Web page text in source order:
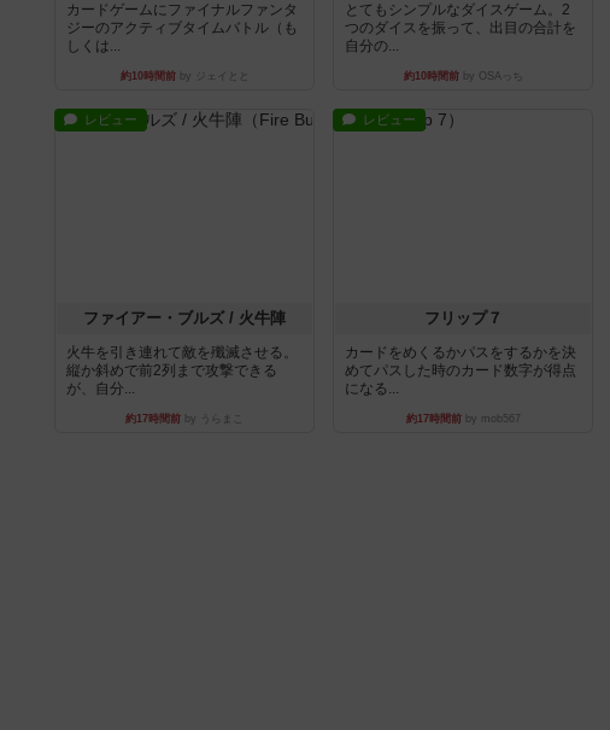
カードゲームにファイナルファンタ
ジーのアクティブタイムバトル（も
しくは...
約10時間前by ジェイとと
とてもシンプルなダイスゲーム。2
つのダイスを振って、出目の合計を
自分の...
約10時間前by OSAっち
レビュー
ファイアー・ブルズ / 火牛陣
火牛を引き連れて敵を殲滅させる。
縦か斜めで前2列まで攻撃できる
が、自分...
約17時間前 by うらまこ
レビュー
フリップ７
カードをめくるかパスをするかを決
めてパスした時のカード数字が得点
になる...
約17時間前by mob567